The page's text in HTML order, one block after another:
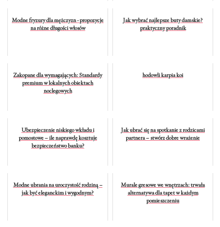
Modne fryzury dla mężczyzn - propozycje
na różne długości włosów
Jak wybrać najlepsze buty damskie?
praktyczny poradnik
Zakopane dla wymagających: Standardy
premium w lokalnych obiektach
noclegowych
hodowli karpia koi
Ubezpieczenie niskiego wkładu i
pomostowe – ile naprawdę kosztuje
bezpieczeństwo banku?
Jak ubrać się na spotkanie z rodzicami
partnera – stwórz dobre wrażenie
Modne ubrania na uroczystość rodziną –
jak być eleganckim i wygodnym?
Murale gresowe we wnętrzach: trwała
alternatywa dla tapet w każdym
pomieszczeniu